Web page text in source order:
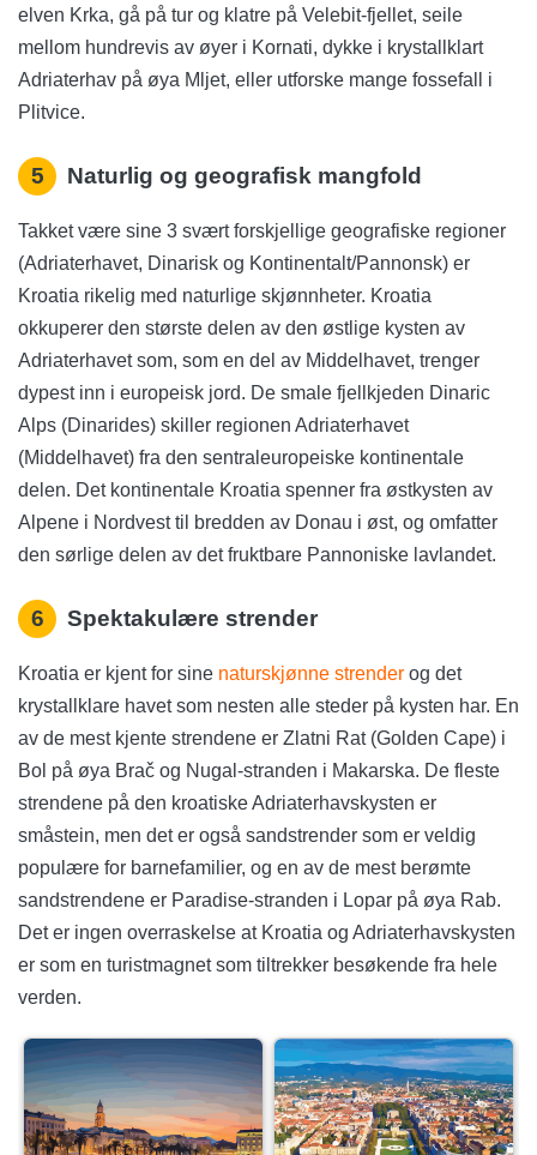
elven Krka, gå på tur og klatre på Velebit-fjellet, seile
mellom hundrevis av øyer i Kornati, dykke i krystallklart
Adriaterhav på øya Mljet, eller utforske mange fossefall i
Plitvice.
5 Naturlig og geografisk mangfold
Takket være sine 3 svært forskjellige geografiske regioner
(Adriaterhavet, Dinarisk og Kontinentalt/Pannonsk) er
Kroatia rikelig med naturlige skjønnheter. Kroatia
okkuperer den største delen av den østlige kysten av
Adriaterhavet som, som en del av Middelhavet, trenger
dypest inn i europeisk jord. De smale fjellkjeden Dinaric
Alps (Dinarides) skiller regionen Adriaterhavet
(Middelhavet) fra den sentraleuropeiske kontinentale
delen. Det kontinentale Kroatia spenner fra østkysten av
Alpene i Nordvest til bredden av Donau i øst, og omfatter
den sørlige delen av det fruktbare Pannoniske lavlandet.
6 Spektakulære strender
Kroatia er kjent for sine naturskjønne strender og det
krystallklare havet som nesten alle steder på kysten har. En
av de mest kjente strendene er Zlatni Rat (Golden Cape) i
Bol på øya Brač og Nugal-stranden i Makarska. De fleste
strendene på den kroatiske Adriaterhavskysten er
småstein, men det er også sandstrender som er veldig
populære for barnefamilier, og en av de mest berømte
sandstrendene er Paradise-stranden i Lopar på øya Rab.
Det er ingen overraskelse at Kroatia og Adriaterhavskysten
er som en turistmagnet som tiltrekker besøkende fra hele
verden.